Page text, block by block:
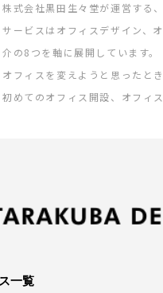
株式会社黒田生々堂が運営する
サービスはオフィスデザイン、
介の8つを軸に展開しています。
オフィスを変えようと思ったと
初めてのオフィス開設、オフィ
一覧